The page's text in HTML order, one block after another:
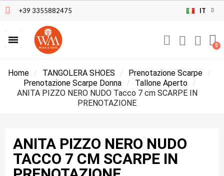
+39 3355882475 IT
Home TANGOLERA SHOES
Prenotazione Scarpe
Prenotazione Scarpe Donna
Tallone Aperto
ANITA PIZZO NERO NUDO Tacco 7 cm SCARPE IN
PRENOTAZIONE
ANITA PIZZO NERO NUDO
TACCO 7 CM SCARPE IN